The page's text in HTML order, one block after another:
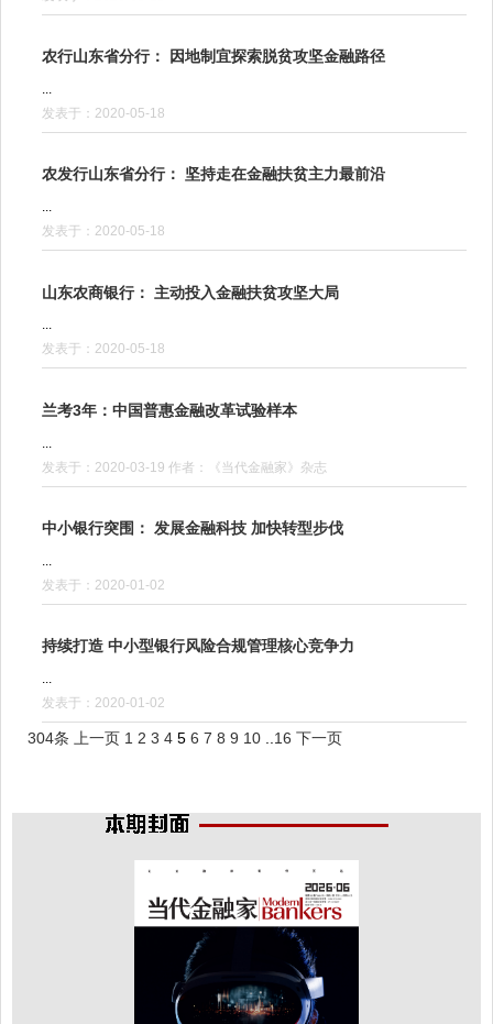
农行山东省分行： 因地制宜探索脱贫攻坚金融路径
...
发表于：2020-05-18
农发行山东省分行： 坚持走在金融扶贫主力最前沿
...
发表于：2020-05-18
山东农商银行： 主动投入金融扶贫攻坚大局
...
发表于：2020-05-18
兰考3年：中国普惠金融改革试验样本
发表于：2020-03-19 作者：《当代金融家》杂志
中小银行突围： 发展金融科技 加快转型步伐
发表于：2020-01-02
持续打造 中小型银行风险合规管理核心竞争力
...
发表于：2020-01-02
304条 上一页 1 2 3 4 5 6 7 8 9 10 16 下一页